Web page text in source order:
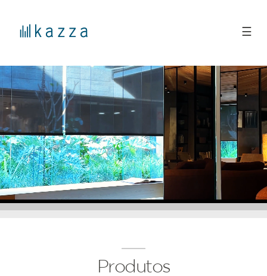
☰
Produtos